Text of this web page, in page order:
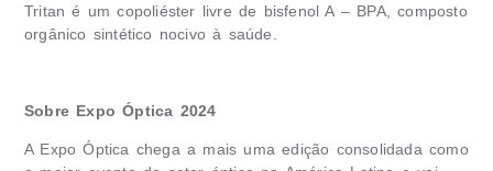
Tritan é um copoliéster livre de bisfenol A – BPA, composto
orgânico sintético nocivo à saúde.
Sobre Expo Óptica 2024
A Expo Óptica chega a mais uma edição consolidada como